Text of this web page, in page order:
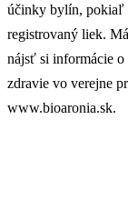
účinky bylín, pokiaľ
registrovaný liek.
nájsť si informácie
zdravie vo verejne
www.bioaronia.sk.